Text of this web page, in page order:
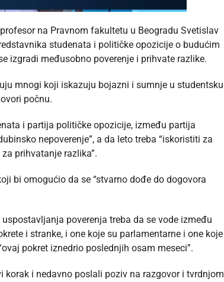
na Pravnom fakultetu u Beogradu Svetislav
studenata i političke opozicije o budućim
izgradi međusobno poverenje i prihvate razlike.
mnogi koji iskazuju bojazni i sumnje u studentsku
počnu.
i partija političke opozicije, između partija
nepoverenje”, a da leto treba “iskoristiti za
prihvatanje razlika”.
bi omogućio da se “stvarno dođe do dogovora
poverenja treba da se vode između
i stranke, i one koje su parlamentarne i one koje
pokret iznedrio poslednjih osam meseci”.
i nedavno poslali poziv na razgovor i tvrdnjom